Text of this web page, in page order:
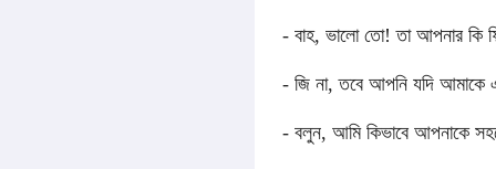
- বাহ, ভালো তো! তা আপনার কি
- জি না, তবে আপনি যদি আমাকে
- বলুন, আমি কিভাবে আপনাকে